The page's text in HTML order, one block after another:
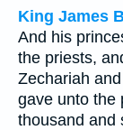
King James
And his
the priests,
Zechariah
gave unto the
thousand and